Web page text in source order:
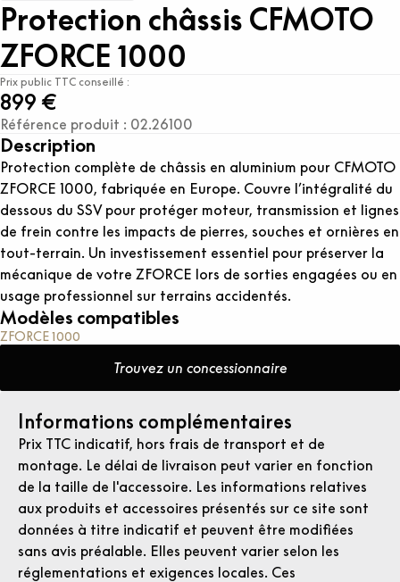
Protection châssis CFMOTO
ZFORCE 1000
Prix public TTC conseillé :
899 €
Référence produit : 02.26100
Description
Protection complète de châssis en aluminium pour CFMOTO
ZFORCE 1000, fabriquée en Europe. Couvre l’intégralité du
dessous du SSV pour protéger moteur, transmission et lignes
de frein contre les impacts de pierres, souches et ornières en
tout-terrain. Un investissement essentiel pour préserver la
mécanique de votre ZFORCE lors de sorties engagées ou en
usage professionnel sur terrains accidentés.
Modèles compatibles
ZFORCE 1000
Trouvez un concessionnaire
Informations complémentaires
Prix TTC indicatif, hors frais de transport et de
montage. Le délai de livraison peut varier en fonction
de la taille de l'accessoire. Les informations relatives
aux produits et accessoires présentés sur ce site sont
données à titre indicatif et peuvent être modifiées
sans avis préalable. Elles peuvent varier selon les
réglementations et exigences locales. Ces